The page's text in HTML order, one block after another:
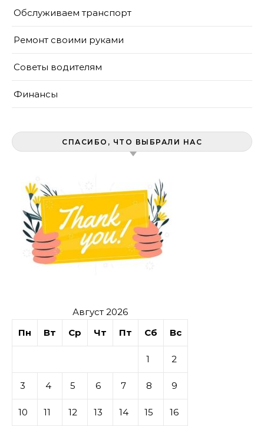
Обслуживаем транспорт
Ремонт своими руками
Советы водителям
Финансы
СПАСИБО, ЧТО ВЫБРАЛИ НАС
Август 2026
Пн
Вт Ср Чт Пт Сб Вс
1 2
3 4 5 6 7 8 9
10 11 12 13 14 15 16